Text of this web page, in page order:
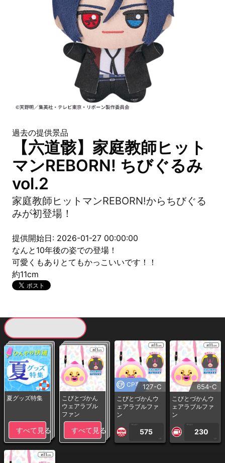
過去の提供景品
【六道骸】家庭教師ヒット
マンREBORN! ちびぐるみ
vol.2
家庭教師ヒットマンREBORN!からちびぐる
みが初登場！
提供開始日: 2026-01-27 00:00:00
なんと10年後の姿での登場！
可愛くもありとてもかっこいいです！！
約11cm
夏グッズ特集
すべて見る
こびとづかん
ウェアラブル
ファン
すべて見る
CP専用127-C
こびとづかんウ
ェアラブルファ
ン
1PLAY
575
CP
654-C
こびとづかんウ
ェアラブルファ
ン
1PLAY
230
CP